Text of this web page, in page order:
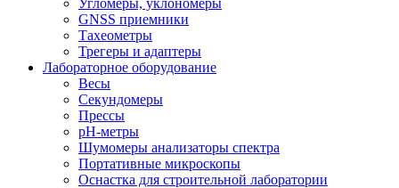
Угломеры, уклономеры
GNSS приемники
Тахеометры
Трегеры и адаптеры
Лабораторное оборудование
Весы
Секундомеры
Прессы
pH-метры
Шумомеры анализаторы спектра
Портативные микроскопы
Оснастка для строительной лаборатории